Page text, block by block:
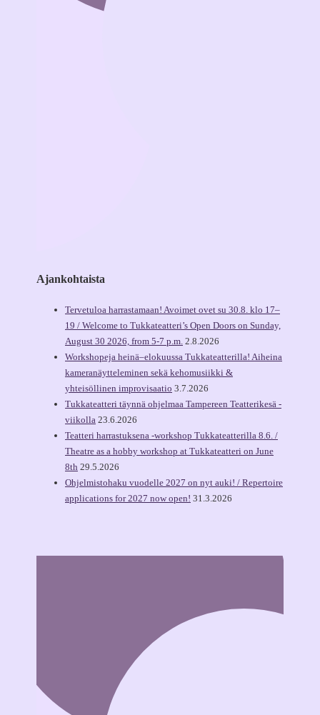
Ajankohtaista
Tervetuloa harrastamaan! Avoimet ovet su 30.8. klo 17–
19 / Welcome to Tukkateatteri’s Open Doors on Sunday,
August 30 2026, from 5-7 p.m. 2.8.2026
Workshopeja heinä–elokuussa Tukkateatterilla! Aiheina
kameranäytteleminen sekä kehomusiikki &
yhteisöllinen improvisaatio 3.7.2026
Tukkateatteri täynnä ohjelmaa Tampereen Teatterikesä -
viikolla 23.6.2026
Teatteri harrastuksena -workshop Tukkateatterilla 8.6. /
Theatre as a hobby workshop at Tukkateatteri on June
8th 29.5.2026
Ohjelmistohaku vuodelle 2027 on nyt auki! / Repertoire
applications for 2027 now open! 31.3.2026